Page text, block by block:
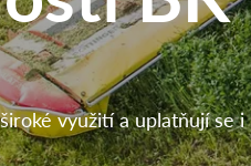
využití a uplatňují se